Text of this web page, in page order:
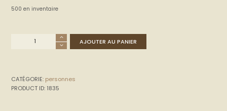
500 en inventaire
AJOUTER AU PANIER
CATÉGORIE: personnes
PRODUCT ID: 1835